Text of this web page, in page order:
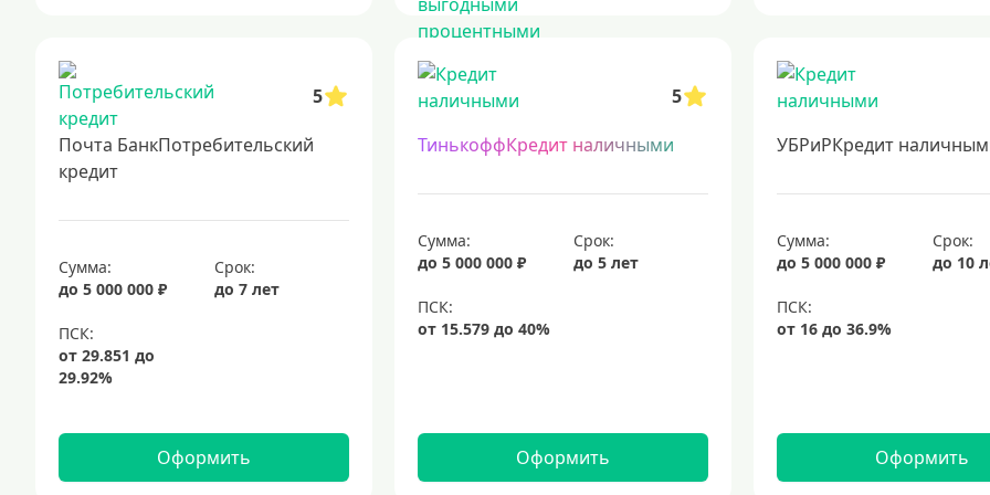
5
Почта БанкПотребительский
кредит
Сумма:
до 5 000 000 ₽
Срок:
до 7 лет
Оформить
5
ТинькоффКредит наличными
Сумма:
до 5 000 000 ₽
Срок:
до 5 лет
Оформить
УБРиРКредит
Сумма:
до 5 000 000 ₽
Срок:
до 10
Оформить